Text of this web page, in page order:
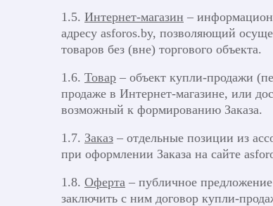
1.5. Интернет-магазин –
адресу asforos.by, позволяющий
товаров без (вне) торгового объекта.
1.6. Товар – объект купли-продажи
продаже в Интернет-магазине, или
возможный к формированию Заказа.
1.7. Заказ – отдельные позиции из
при оформлении Заказа на сайте
1.8. Оферта – публичное
заключить с ним договор купли-